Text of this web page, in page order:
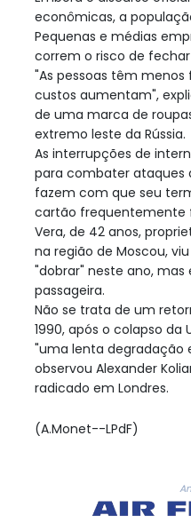
econômicas, a
Pequenas e médias
correm o risco de
"As pessoas têm
custos aumentam",
de uma marca de
extremo leste da Rússia.
As interrupções de
para combater ataques
fazem com que seu
cartão frequentemente
Vera, de 42 anos,
na região de Moscou,
"dobrar" neste ano, mas
passageira.
Não se trata de um
1990, após o colapso da
"uma lenta degradação
observou Alexander
radicado em Londres.
(A.Monet--LPdF)